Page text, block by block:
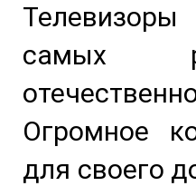
самых
Огромное
для своего